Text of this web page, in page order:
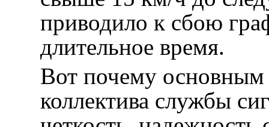
приводило к сбою
длительное время.
Вот почему основным
коллектива службы